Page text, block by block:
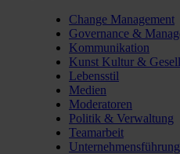
Change Management
Governance &
Kommunikation
Kunst Kultur &
Lebensstil
Medien
Moderatoren
Politik & Verwaltung
Teamarbeit
Unternehmensführung